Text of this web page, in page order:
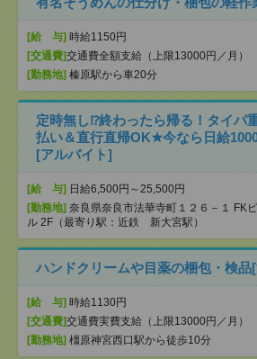
[給 与] 時給1150円
[交通費]交通費全額支給（上限13000円／月）
[勤務地] 榛原駅から車20分
定時無し⁉終わったら帰る！タイパ
払い＆直行直帰OK★今なら日給
[アルバイト]
[給 与] 日給6,500円～25,500円
[勤務地] 奈良県奈良市法華寺町１２６－１ FKビ
ル 2F（最寄り駅：近鉄 新大宮駅）
ハンドクリームや目薬の梱包・検品
[給 与] 時給1130円
[交通費]交通費実費支給（上限13000円／月）
[勤務地] 橿原神宮西口駅から徒歩10分